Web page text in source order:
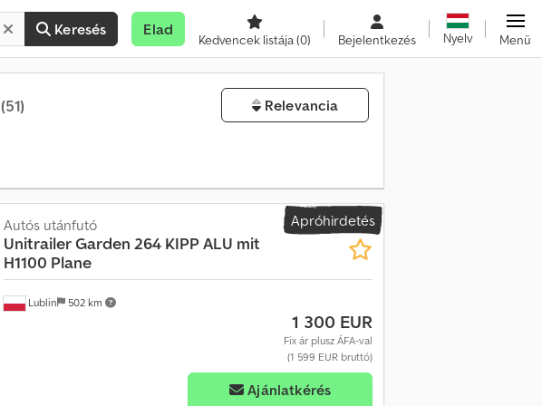
Keresés Elad
Kedvencek listája(0) Bejelentkezés Nyelv Menü
(51) Relevancia
Apróhirdetés
Lublin 502 km
Autós utánfutó
UnitrailerGarden 264 KIPP ALU mit
H1100 Plane
1 300 EUR
Fix ár plusz ÁFA-val
(1 599 EUR bruttó)
Ajánlatkérés
H
a
v